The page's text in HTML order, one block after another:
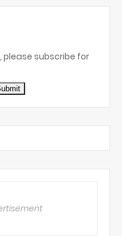
please subscribe for